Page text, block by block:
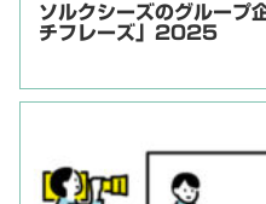
ソルクシーズのグループ
チフレーズ」2025